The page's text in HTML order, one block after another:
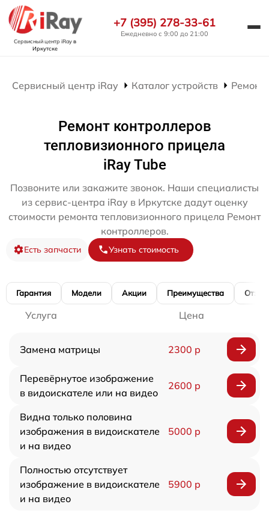
Сервисный центр iRayв
Иркутске
+7 (395) 278-33-61
Ежедневно с 9:00 до 21:00
Сервисный центр iRay Каталог устройств Ремонт
Ремонт контроллеров
тепловизионного прицела
iRay Tube
Позвоните или закажите звонок. Наши специалисты
из сервис-центра iRay в Иркутске дадут оценку
стоимости ремонта тепловизионного прицела Ремонт
контроллеров.
Есть запчасти Узнать стоимость
Гарантия Модели Акции Преимущества
Услуга Цена
Замена матрицы 2300 р
Перевёрнутое изображение
в видоискателе или на видео
2600 р
Видна только половина
изображения в видоискателе
и на видео
5000 р
Полностью отсутствует
изображение в видоискателе
и на видео
5900 р